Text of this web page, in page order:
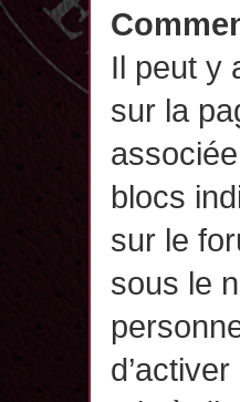
Il peut y
sur la
blocs
sur le
sous le